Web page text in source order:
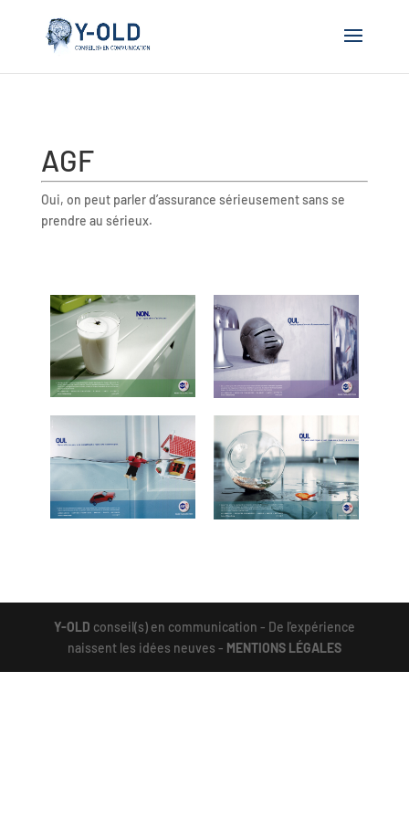
AGF
Oui, on peut parler d’assurance sérieusement sans se
prendre au sérieux.
Y-OLD conseil(s) en communication - De l'expérience
naissent les idées neuves - MENTIONS LÉGALES